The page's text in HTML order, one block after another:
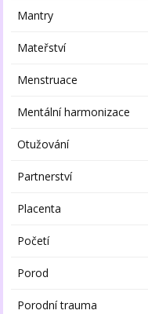
Mantry
Mateřství
Menstruace
Mentální harmonizace
Otužování
Partnerství
Placenta
Početí
Porod
Porodní trauma